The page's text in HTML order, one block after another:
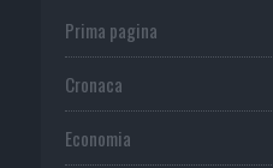
Prima pagina
Cronaca
Economia